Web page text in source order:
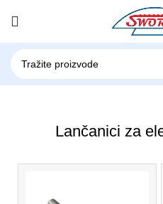
Lančanici za